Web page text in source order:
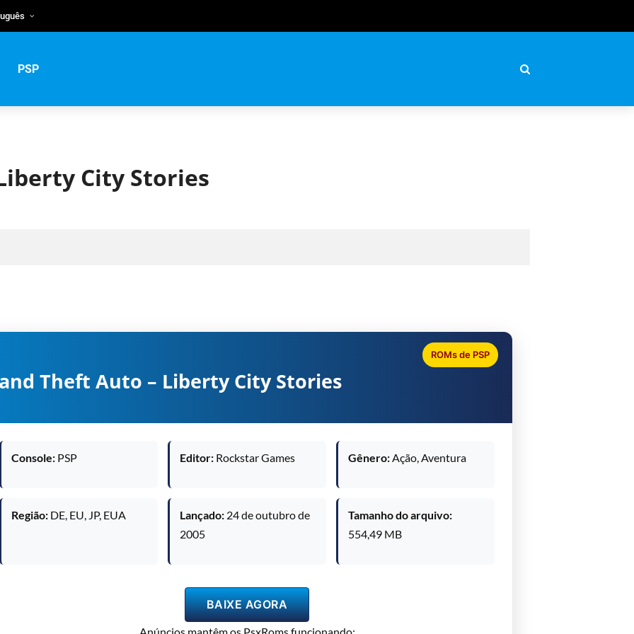
PSP
City Stories
Theft Auto – Liberty City Stories
ROMs de PSP
Console: PSP Editor: Rockstar Games Gênero:Ação, Aventura
Região: DE, EU, JP, EUA Lançado: 24 de outubro de
2005
Tamanho do arquivo:
554,49 MB
BAIXE AGORA